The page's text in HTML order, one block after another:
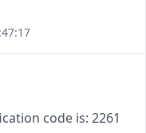
code is: 2261